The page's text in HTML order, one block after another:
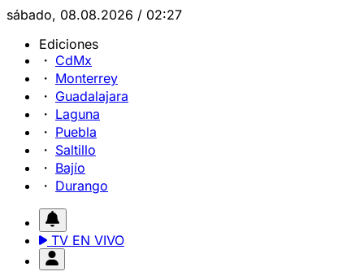
sábado, 08.08.2026 / 02:27
Ediciones
CdMx
Monterrey
Guadalajara
Laguna
Puebla
Saltillo
Bajío
Durango
TV EN VIVO